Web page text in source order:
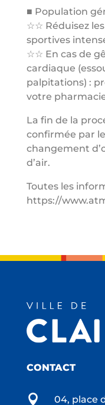
■ Population
☆☆ Réduisez
sportives
☆☆ En cas de
cardiaque
palpitations) :
votre
La fin de la
confirmée par
changement
d’air.
Toutes les
https://
CONTACT

04, place